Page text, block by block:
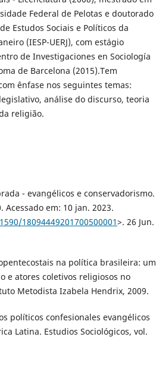
Federal de Pelotas e doutorado
Estudos Sociais e Políticos da
(IESP-UERJ), com estágio
de Investigaciones en Sociología
de Barcelona (2015).Tem
ênfase nos seguintes temas:
análise do discurso, teoria
religião.
- evangélicos e conservadorismo.
em: 10 jan. 2023.
18094449201700500001>. 26 Jun.
na política brasileira: um
e atores coletivos religiosos no
Metodista Izabela Hendrix, 2009.
políticos confesionales evangélicos
Latina. Estudios Sociológicos, vol.